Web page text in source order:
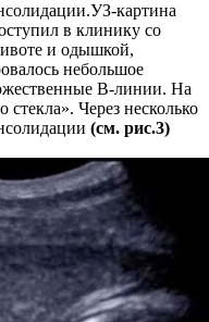
картина
в клинику со
и одышкой,
небольшое
В-линии. На
Через несколько
(cм. рис.3)